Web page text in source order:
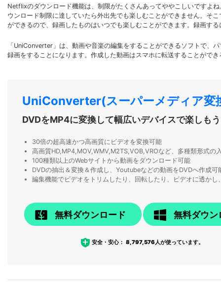
Netflixのダウンロード機能は、制限がたくさんあってややこしいですよ
ウンロード制限に達していたら外出先でも楽しむことができません。そ
ができるので、録画したものはいつでも楽しむことができます。録画す
「UniConverter」は、動画や音楽の編集をすることができるソフトで
録画をすることになります。作成した動画はスマホに転送することがで
UniConverter(スーパーメディア変
DVDをMP4に変換して幅広いデバイスで楽しもう
30倍の超高速かつ高画質にビデオを変換可能
高画質HD,MP4,MOV,WMV,M2TS,VOB,VROなど、多種類形式の
100種類以上のWebサイトから動画をダウンロード可能
DVDの抽出＆変換＆作成し、Youtubeなどの動画をDVDへ作成可
編集機能でビデオをトリムしたり、回転したり、ビデオに透か
無料ダウンロード 無料ダウン
安全・安心：8,797,576人が使っています。